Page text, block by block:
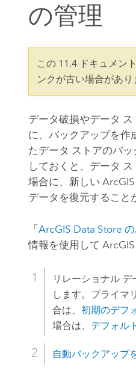
の管理
この 11.4 ドキュメン
ンクが古い場合があ
データ破損やデータ
に、バックアップを
たデータ ストアのバ
しておくと、データ
場合に、新しい
データを復元すること
「ArcGIS Data Store
情報を使用して
リレーショナル デ
します。プライマ
合は、初期のデフ
場合は、 デフォル
自動バックアップ